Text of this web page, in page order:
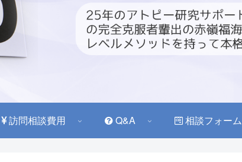
訪問相談費用 Q&A 相談フォーム